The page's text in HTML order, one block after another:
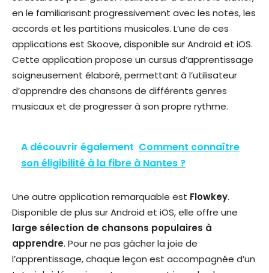
en le familiarisant progressivement avec les notes, les
accords et les partitions musicales. L’une de ces
applications est Skoove, disponible sur Android et iOS.
Cette application propose un cursus d’apprentissage
soigneusement élaboré, permettant à l’utilisateur
d’apprendre des chansons de différents genres
musicaux et de progresser à son propre rythme.
A découvrir également Comment connaître
son éligibilité à la fibre à Nantes ?
Une autre application remarquable est Flowkey.
Disponible de plus sur Android et iOS, elle offre une
large sélection de chansons populaires à
apprendre. Pour ne pas gâcher la joie de
l’apprentissage, chaque leçon est accompagnée d’un